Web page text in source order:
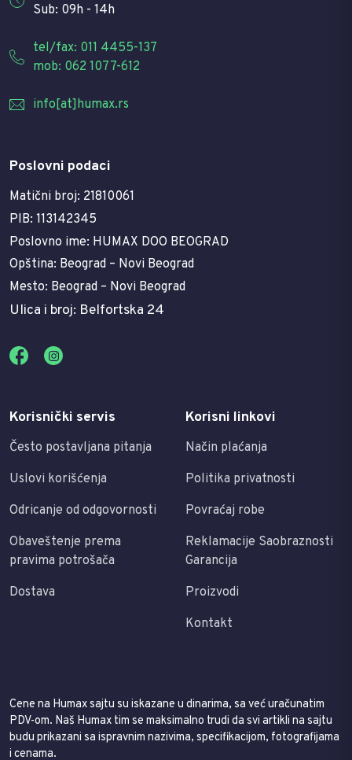
Sub: 09h - 14h
tel/fax: 011 4455-137
mob: 062 1077-612
info[at]humax.rs
Korisnički servis
Često postavljana pitanja
Uslovi korišćenja
Odricanje od odgovornosti
Obaveštenje prema
pravima potrošača
Dostava
Korisni linkovi
Način plaćanja
Politika privatnosti
Povraćaj robe
Reklamacije Saobraznosti
Garancija
Proizvodi
Kontakt
Poslovni podaci
Matični broj: 21810061
PIB: 113142345
Poslovno ime: HUMAX DOO BEOGRAD
Opština: Beograd – Novi Beograd
Mesto: Beograd – Novi Beograd
Ulica i broj: Belfortska 24
Cene na Humax sajtu su iskazane u dinarima, sa već uračunatim
PDV-om. Naš Humax tim se maksimalno trudi da svi artikli na sajtu
budu prikazani sa ispravnim nazivima, specifikacijom, fotografijama
i cenama.